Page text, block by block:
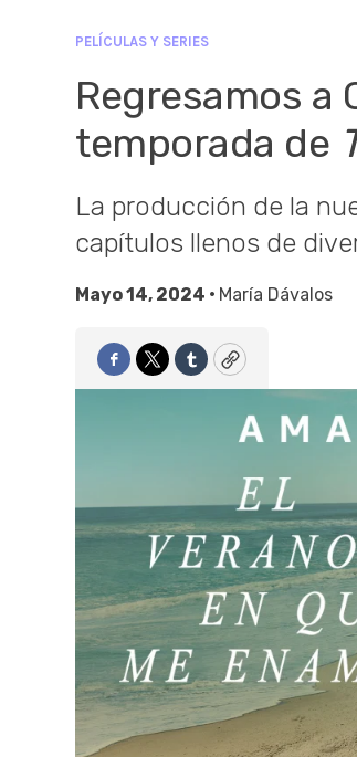
PELÍCULAS Y SERIES
Regresamos a
temporada de
La producción de la
capítulos llenos de
Mayo 14, 2024 • María Dávalos
Facebook
TwitterTumblrCopy